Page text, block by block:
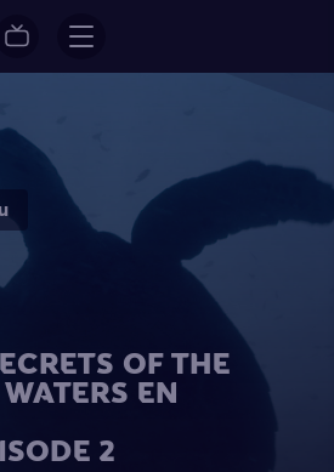
OF THE
EN
2